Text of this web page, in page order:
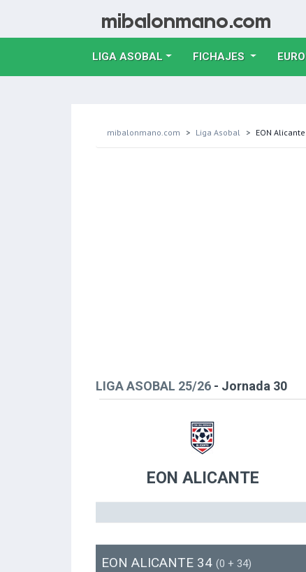
LIGA ASOBAL FICHAJES
mibalonmano.com Liga Asobal EON
LIGA ASOBAL 25/26 - Jornada 30
EON ALICANTE
EON ALICANTE 34 (0 + 34)